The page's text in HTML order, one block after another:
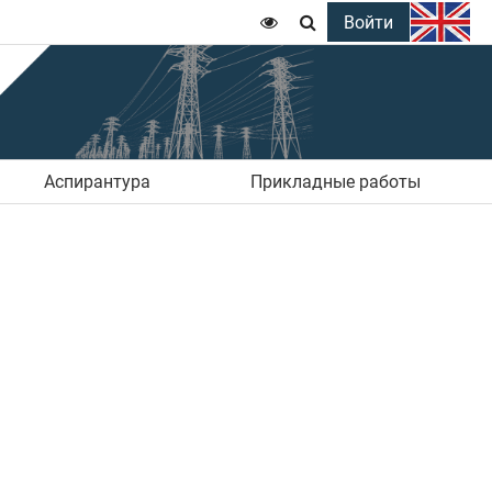
  Войти
Аспирантура Прикладные работы